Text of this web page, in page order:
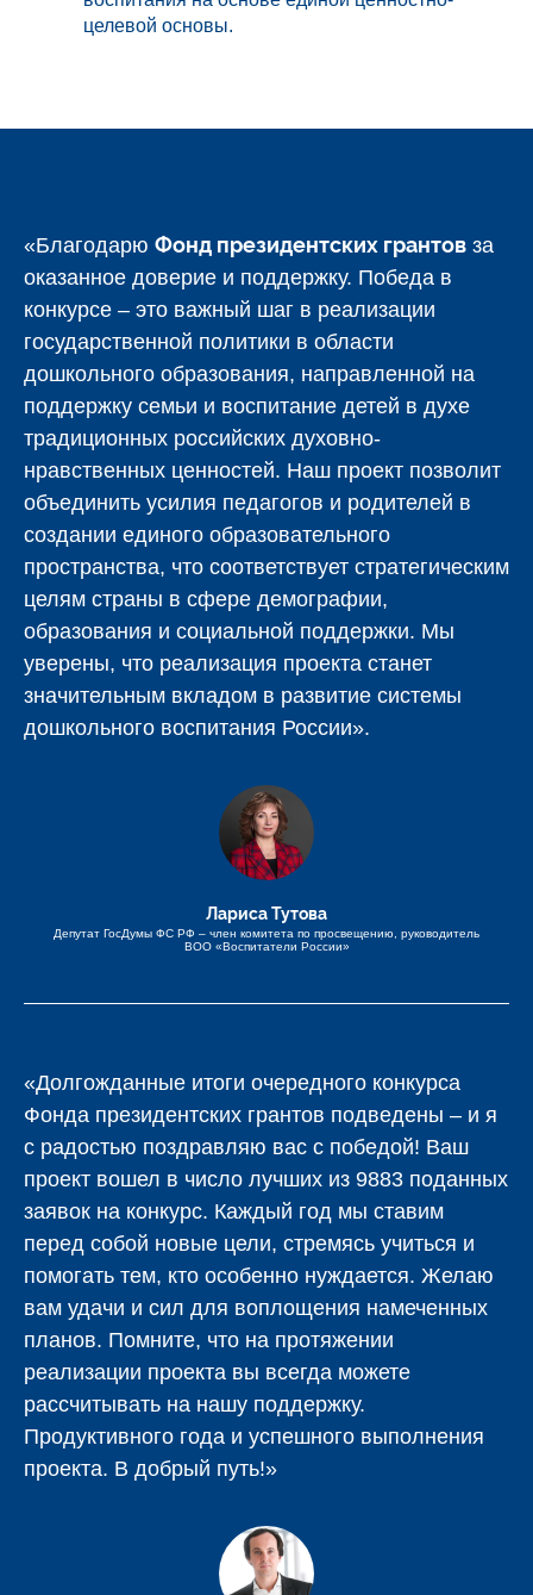
целевой основы.
«Благодарю Фонд президентских грантов за
оказанное доверие и поддержку. Победа в
конкурсе – это важный шаг в реализации
государственной политики в области
дошкольного образования, направленной на
поддержку семьи и воспитание детей в духе
традиционных российских духовно-
нравственных ценностей. Наш проект позволит
объединить усилия педагогов и родителей в
создании единого образовательного
пространства, что соответствует стратегическим
целям страны в сфере демографии,
образования и социальной поддержки. Мы
уверены, что реализация проекта станет
значительным вкладом в развитие системы
дошкольного воспитания России».
Лариса Тутова
Депутат ГосДумы ФС РФ – член комитета по просвещению, руководитель
ВОО «Воспитатели России»
«Долгожданные итоги очередного конкурса
Фонда президентских грантов подведены – и я
с радостью поздравляю вас с победой! Ваш
проект вошел в число лучших из 9883 поданных
заявок на конкурс. Каждый год мы ставим
перед собой новые цели, стремясь учиться и
помогать тем, кто особенно нуждается. Желаю
вам удачи и сил для воплощения намеченных
планов. Помните, что на протяжении
реализации проекта вы всегда можете
рассчитывать на нашу поддержку.
Продуктивного года и успешного выполнения
проекта. В добрый путь!»